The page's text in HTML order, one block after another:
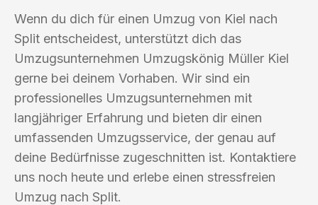
Wenn du dich für einen Umzug von Kiel nach
Split entscheidest, unterstützt dich das
Umzugsunternehmen Umzugskönig Müller Kiel
gerne bei deinem Vorhaben. Wir sind ein
professionelles Umzugsunternehmen mit
langjähriger Erfahrung und bieten dir einen
umfassenden Umzugsservice, der genau auf
deine Bedürfnisse zugeschnitten ist. Kontaktiere
uns noch heute und erlebe einen stressfreien
Umzug nach Split.